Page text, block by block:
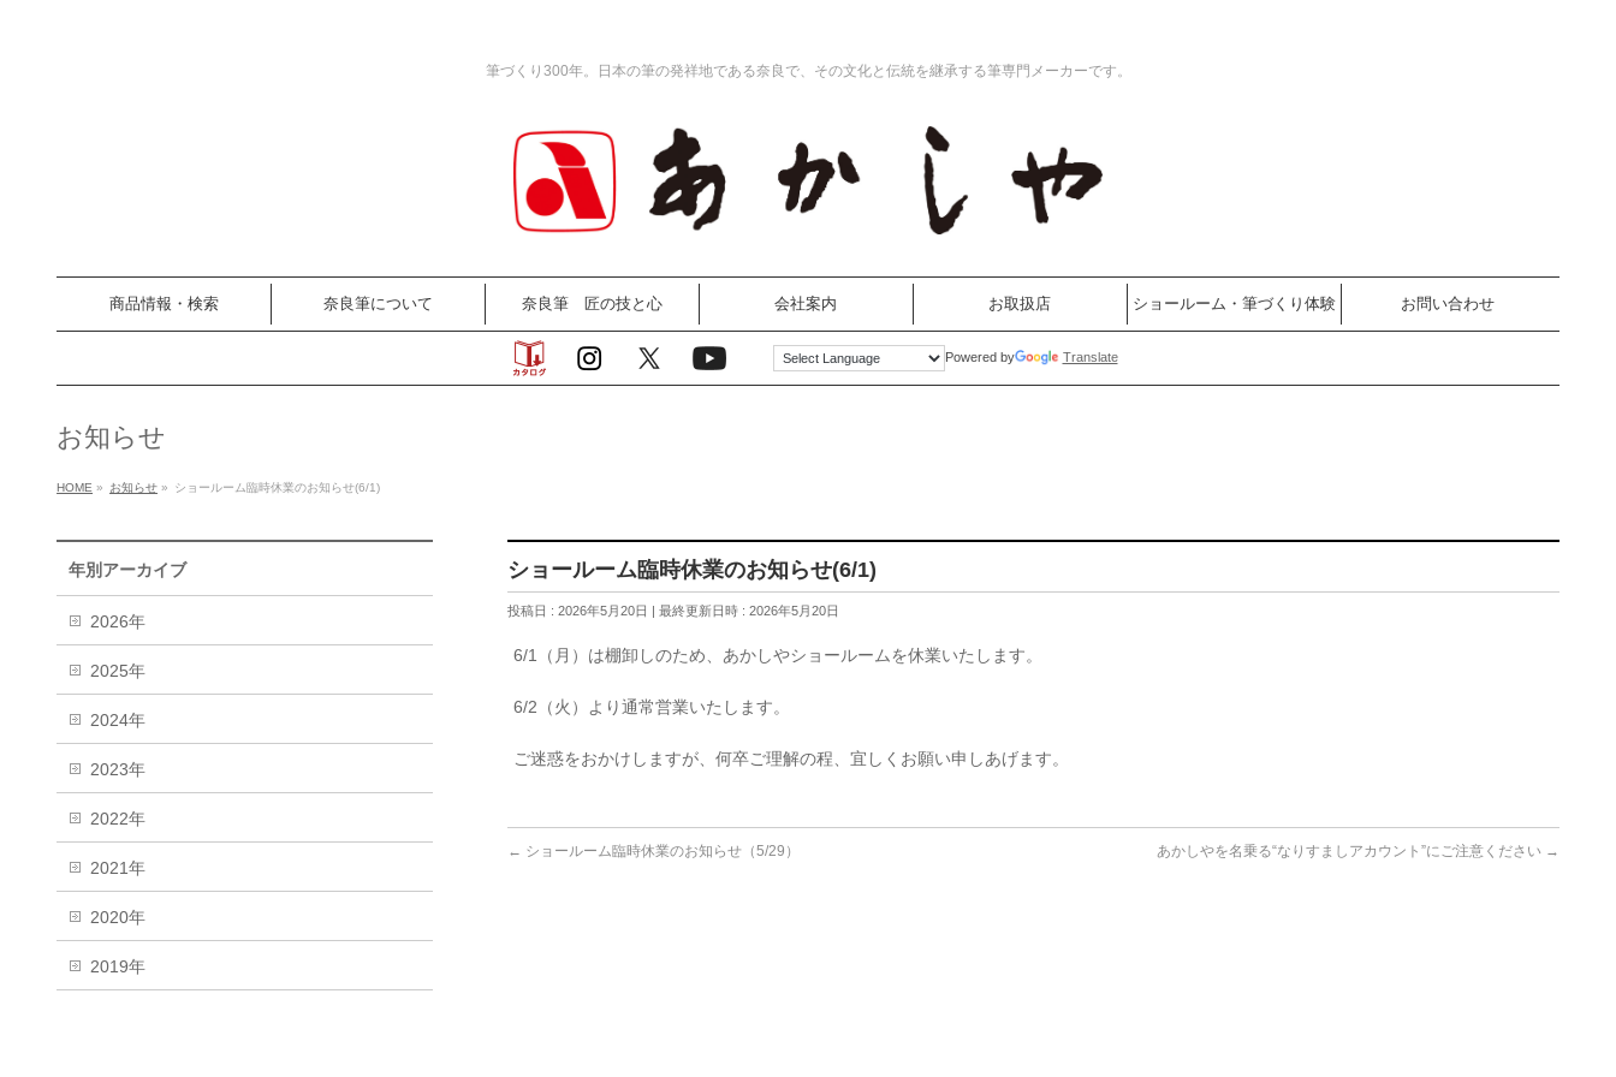
筆づくり300年。日本の筆の発祥地である奈良で、その文化と伝統を継承する筆専門メーカーです。
商品情報・検索 奈良筆について 奈良筆 匠の技と心 会社案内 お取扱店 ショールーム・筆づくり体験 お問い合わせ
Powered by Translate
お知らせ
HOME » お知らせ » ショールーム臨時休業のお知らせ(6/1)
ショールーム臨時休業のお知らせ(6/1)
投稿日 : 2026年5月20日 最終更新日時 : 2026年5月20日
6/1（月）は棚卸しのため、あかしやショールームを休業いたします。
6/2（火）より通常営業いたします。
ご迷惑をおかけしますが、何卒ご理解の程、宜しくお願い申しあげます。
← ショールーム臨時休業のお知らせ（5/29） あかしやを名乗る“なりすましアカウント”にご注意ください →
年別アーカイブ
2026年
2025年
2024年
2023年
2022年
2021年
2020年
2019年